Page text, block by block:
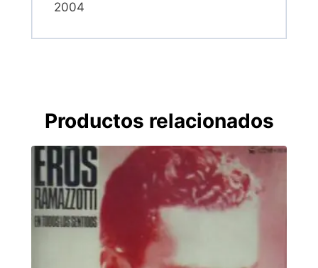
2004
Productos relacionados